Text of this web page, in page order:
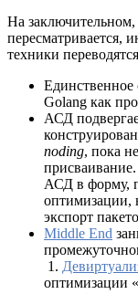
На
пересматривается,
техники
Единственное
Golang как
АСД
noding, пока
присваивание.
АСД в форму,
оптимизации,
экспорт
Middle End
1.
оптимизации